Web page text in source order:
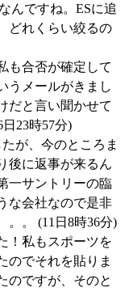
んですね。ESに追
どれくらい絞るの
も合否が確定して
うメールがきまし
だと言い聞かせて
23時57分)
が、今のところま
後に返事が来るん
一サントリーの臨
な会社なので是非
。。 (11日8時36分)
！私もスポーツを
のでそれを貼りま
のですが、そのと